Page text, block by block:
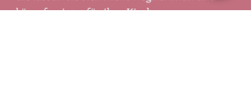
kämpfen jetzt für ihre Kinder.